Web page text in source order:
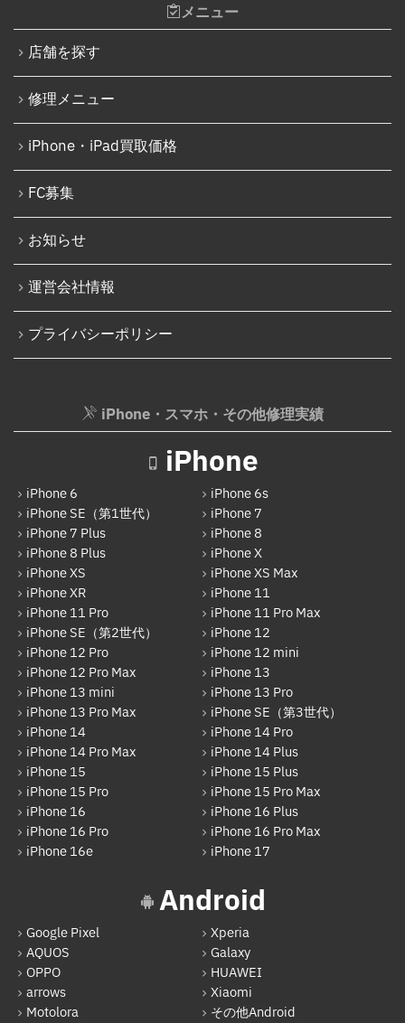
Nintendo Switch SDカードスロット修理
Nintendo Switch基板破損修理（軽度）
Nintendo Switch基板破損修理（重度）
iPod修理実績
iPodバッテリー交換
パソコン修理実績
パソコン液晶パネル交換修理
パソコンバッテリー交換
パソコンその他部品修理
AppleWatchフロントパネル交換修理
iPhone 15
iPhone 15 Pro
iPhone 16
iPhone 16 Plus
iPhone 16 Pro
iPhone 16 Pro Max
iPhone 16e
iPhone 17
Google Pixel
Xperia
Galaxy
OPPO
HUAWEI
arrows
Xiaomi
Motolora
その他Android
iPad
iPad Pro 12.9インチ（第6世代）
iPad Air（第1世代）
iPad mini（第2世代）
iPad mini（第4世代）
iPad Pro 12.9インチ（第1世代）
iPad（第5世代）
メニュー
店舗を探す
修理メニュー
iPhone・iPad買取価格
FC募集
お知らせ
運営会社情報
プライバシーポリシー
iPhone・スマホ・その他修理実績
iPhone
iPhone 6
iPhone 6s
iPhone SE（第1世代）
iPhone 7
iPhone 7 Plus
iPhone 8
iPhone 8 Plus
iPhone X
iPhone XS
iPhone XS Max
iPhone XR
iPhone 11
iPhone 11 Pro
iPhone 11 Pro Max
iPhone SE（第2世代）
iPhone 12
iPhone 12 Pro
iPhone 12 mini
iPhone 12 Pro Max
iPhone 13
iPhone 13 mini
iPhone 13 Pro
iPhone 13 Pro Max
iPhone SE（第3世代）
iPhone 14
iPhone 14 Pro
iPhone 14 Pro Max
iPhone 14 Plus
iPhone 15
iPhone 15 Plus
iPhone 15 Pro
iPhone 15 Pro Max
iPhone 16
iPhone 16 Plus
iPhone 16 Pro
iPhone 16 Pro Max
iPhone 16e
iPhone 17
Android
Google Pixel
Xperia
AQUOS
Galaxy
OPPO
HUAWEI
arrows
Xiaomi
Motolora
その他Android